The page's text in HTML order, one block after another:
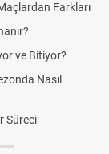
Farkları
ve Bitiyor?
Nasıl
Süreci